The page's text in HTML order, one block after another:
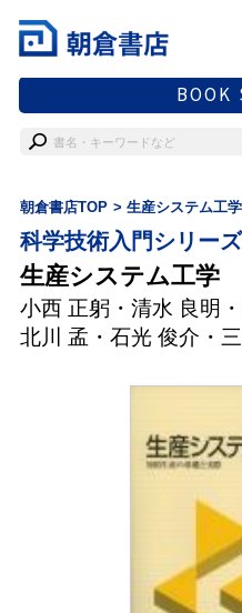
BOOK
朝倉書店TOP 生産システム工学
科学技術入門シリー
生産システム工学
小西 正躬 ・ 清水 良明 ・
北川 孟 ・ 石光 俊介 ・